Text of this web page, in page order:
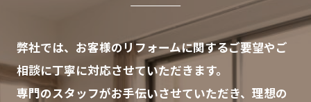
弊社では、お客様のリフォームに関するご要望やご
相談に丁寧に対応させていただきます。
専門のスタッフがお手伝いさせていただき、理想の